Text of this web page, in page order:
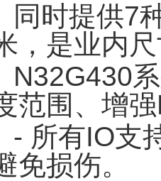
同时提供7
，是业内
N32G430
范围、增
- 所有IO支
免损伤。